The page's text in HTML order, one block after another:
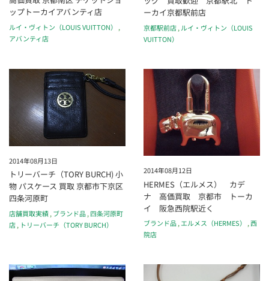
ップトーカイアバンティ店
ルイ・ヴィトン（LOUIS VUITTON）
,
アバンティ店
ーカイ京都駅前店
京都駅前店, ルイ・ヴィトン（LOUIS
VUITTON）
2014年08月13日
トリーバーチ（TORY BURCH) 小
物 パスケース 買取 京都市下京区
四条河原町
店舗買取実績, ブランド品, 四条河原町
店, トリーバーチ（TORY BURCH）
2014年08月12日
HERMES（エルメス） カデ
ナ 高価買取 京都市 トーカ
イ 阪急西院駅近く
ブランド品, エルメス（HERMES） ,西
院店